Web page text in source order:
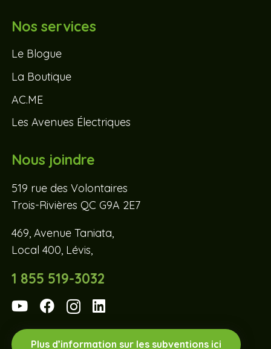
Nos services
Le Blogue
La Boutique
AC.ME
Les Avenues Électriques
Nous joindre
519 rue des Volontaires
Trois-Rivières QC G9A 2E7
469, Avenue Taniata,
Local 400, Lévis,
1 855 519-3032
Plus d’information sur les subventions ici